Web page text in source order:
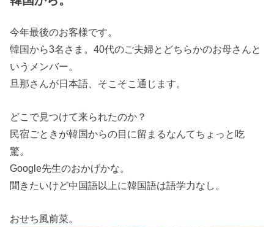
今年最後のお客様です。
韓国から3名さま。40代のご夫婦とどちらかのお母さんと
いうメンバー。
旦那さんが日本語、そこそこ通じます。
どこで見つけて来られたのか？
民宿ごときが韓国からの目に留まるなんてちょっと吃
驚。
Google先生のおかげかな。
聞きたいけど中国語以上に韓国語は語学力なし。
おせち風前菜。